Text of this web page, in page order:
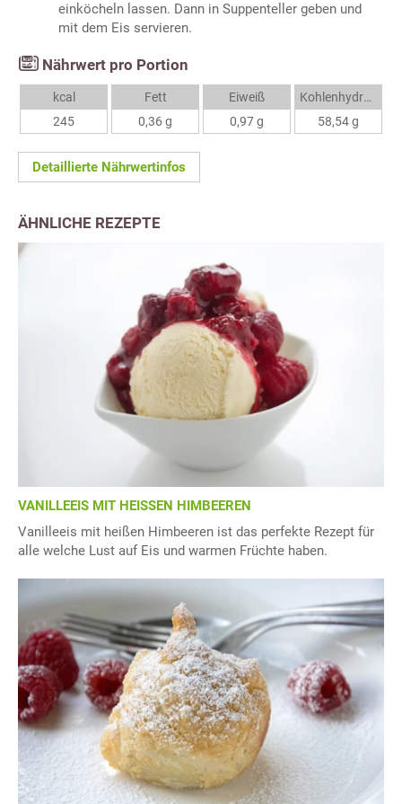
einköcheln lassen. Dann in Suppenteller geben und
mit dem Eis servieren.
Nährwert pro Portion
kcal
245
Fett
0,36 g
Eiweiß
0,97 g
Kohlenhydrate
58,54 g
Detaillierte Nährwertinfos
ÄHNLICHE REZEPTE
VANILLEEIS MIT HEISSEN HIMBEEREN
Vanilleeis mit heißen Himbeeren ist das perfekte Rezept für
alle welche Lust auf Eis und warmen Früchte haben.